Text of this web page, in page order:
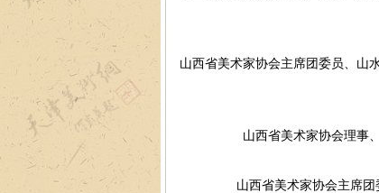
山西省美术家协会主席团委员、山
山西省美术家协会理事
山西省美术家协会主席